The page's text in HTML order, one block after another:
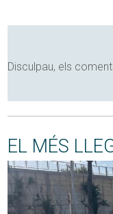
Disculpau, els
EL MÉS